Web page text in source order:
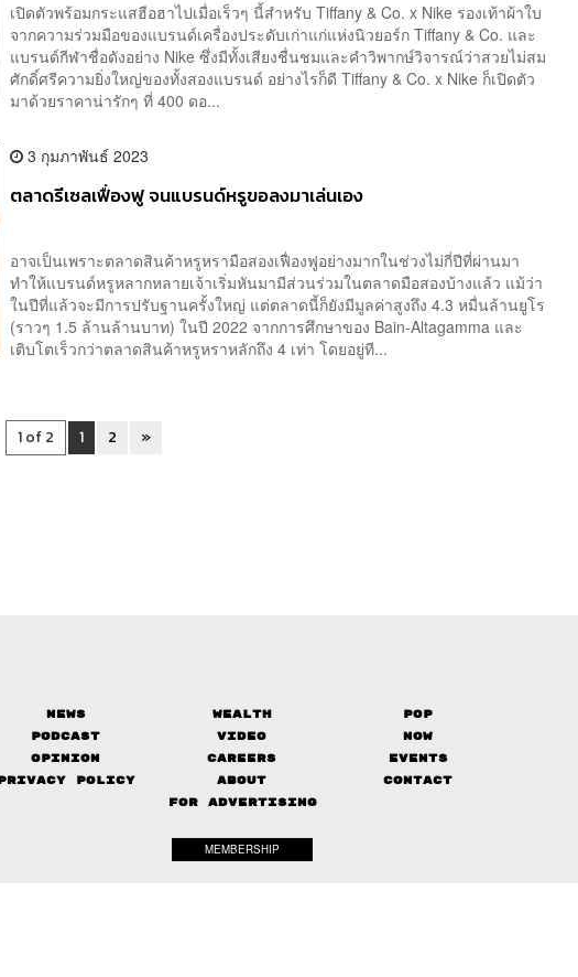
เปิดตัวพร้อมกระแสฮือฮาไปเมื่อเร็วๆ นี้สำหรับ Tiffany & Co. x Nike รองเท้าผ้าใบ
จากความร่วมมือของแบรนด์เครื่องประดับเก่าแก่แห่งนิวยอร์ก Tiffany & Co. และ
แบรนด์กีฬาชื่อดังอย่าง Nike ซึ่งมีทั้งเสียงชื่นชมและคำวิพากษ์วิจารณ์ว่าสวยไม่สม
ศักดิ์ศรีความยิ่งใหญ่ของทั้งสองแบรนด์ อย่างไรก็ดี Tiffany & Co. x Nike ก็เปิดตัว
มาด้วยราคาน่ารักๆ ที่ 400 ดอ...
3 กุมภาพันธ์ 2023
ตลาดรีเซลเฟื่องฟู จนแบรนด์หรูขอลงมาเล่นเอง
อาจเป็นเพราะตลาดสินค้าหรูหรามือสองเฟื่องฟูอย่างมากในช่วงไม่กี่ปีที่ผ่านมา
ทำให้แบรนด์หรูหลากหลายเจ้าเริ่มหันมามีส่วนร่วมในตลาดมือสองบ้างแล้ว แม้ว่า
ในปีที่แล้วจะมีการปรับฐานครั้งใหญ่ แต่ตลาดนี้ก็ยังมีมูลค่าสูงถึง 4.3 หมื่นล้านยูโร
(ราวๆ 1.5 ล้านล้านบาท) ในปี 2022 จากการศึกษาของ Bain-Altagamma และ
เติบโตเร็วกว่าตลาดสินค้าหรูหราหลักถึง 4 เท่า โดยอยู่ที...
1 of 2 1 2 »
News Wealth
Pop
Podcast
Video
Now
Opinion
Careers
Events
Privacy Policy
About
Contact
FOR ADVERTISING
MEMBERSHIP